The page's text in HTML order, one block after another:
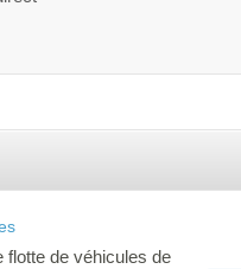
flotte de véhicules de